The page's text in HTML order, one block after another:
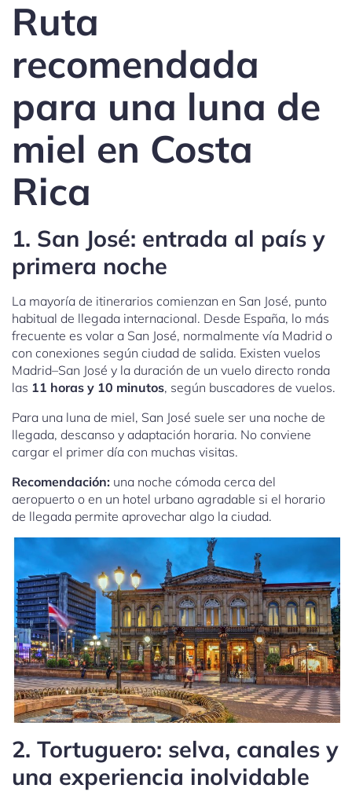
Ruta
recomendada
para una luna de
miel en Costa
Rica
1. San José: entrada al país y
primera noche
La mayoría de itinerarios comienzan en San José, punto
habitual de llegada internacional. Desde España, lo más
frecuente es volar a San José, normalmente vía Madrid o
con conexiones según ciudad de salida. Existen vuelos
Madrid–San José y la duración de un vuelo directo ronda
las 11 horas y 10 minutos, según buscadores de vuelos.
Para una luna de miel, San José suele ser una noche de
llegada, descanso y adaptación horaria. No conviene
cargar el primer día con muchas visitas.
Recomendación: una noche cómoda cerca del
aeropuerto o en un hotel urbano agradable si el horario
de llegada permite aprovechar algo la ciudad.
2. Tortuguero: selva, canales y
una experiencia inolvidable